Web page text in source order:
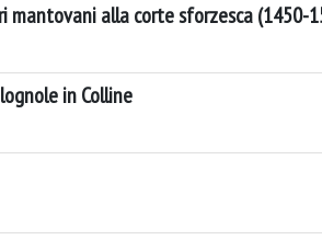
mantovani alla corte sforzesca
in Colline